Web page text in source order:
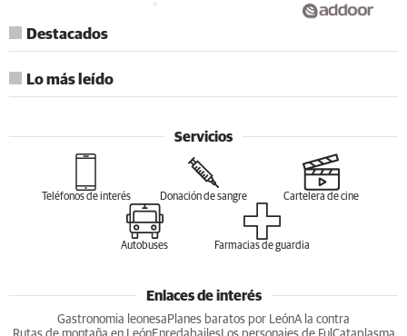
Destacados
Lo más leído
Servicios
Teléfonos de interés Donación de sangre Cartelera de cine
Autobuses Farmacias de guardia
Enlaces de interés
Gastronomia leonesa Planes baratos por LeónA la contra